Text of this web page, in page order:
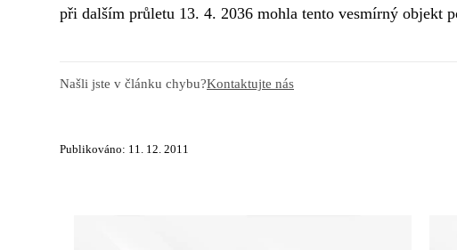
při dalším průletu 13. 4. 2036 mohla tento vesmírný objekt
Našli jste v článku chybu?Kontaktujte nás
Publikováno: 11. 12. 2011